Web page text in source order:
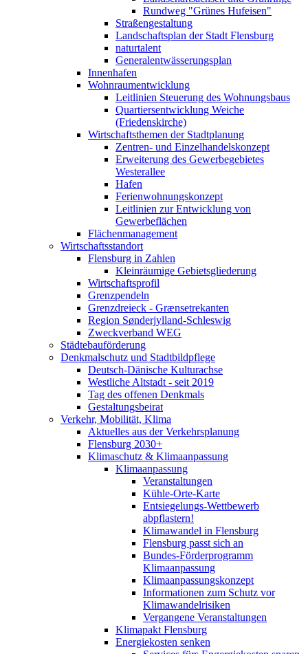
Rundweg "Grünes Hufeisen"
Straßengestaltung
Landschaftsplan der Stadt Flensburg
naturtalent
Generalentwässerungsplan
Innenhafen
Wohnraumentwicklung
Leitlinien Steuerung des Wohnungsbaus
Quartiersentwicklung Weiche
(Friedenskirche)
Wirtschaftsthemen der Stadtplanung
Zentren- und Einzelhandelskonzept
Erweiterung des Gewerbegebietes
Westerallee
Hafen
Ferienwohnungskonzept
Leitlinien zur Entwicklung von
Gewerbeflächen
Flächenmanagement
Wirtschaftsstandort
Flensburg in Zahlen
Kleinräumige Gebietsgliederung
Wirtschaftsprofil
Grenzpendeln
Grenzdreieck - Grænsetrekanten
Region Sønderjylland-Schleswig
Zweckverband WEG
Städtebauförderung
Denkmalschutz und Stadtbildpflege
Deutsch-Dänische Kulturachse
Westliche Altstadt - seit 2019
Tag des offenen Denkmals
Gestaltungsbeirat
Verkehr, Mobilität, Klima
Aktuelles aus der Verkehrsplanung
Flensburg 2030+
Klimaschutz & Klimaanpassung
Klimaanpassung
Veranstaltungen
Kühle-Orte-Karte
Entsiegelungs-Wettbewerb
abpflastern!
Klimawandel in Flensburg
Flensburg passt sich an
Bundes-Förderprogramm
Klimaanpassung
Klimaanpassungskonzept
Informationen zum Schutz vor
Klimawandelrisiken
Vergangene Veranstaltungen
Klimapakt Flensburg
Energiekosten senken